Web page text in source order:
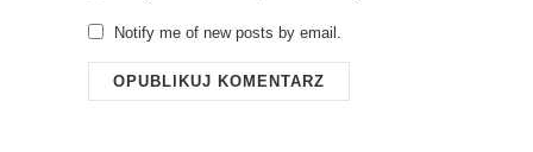
Notify me of new posts by email.